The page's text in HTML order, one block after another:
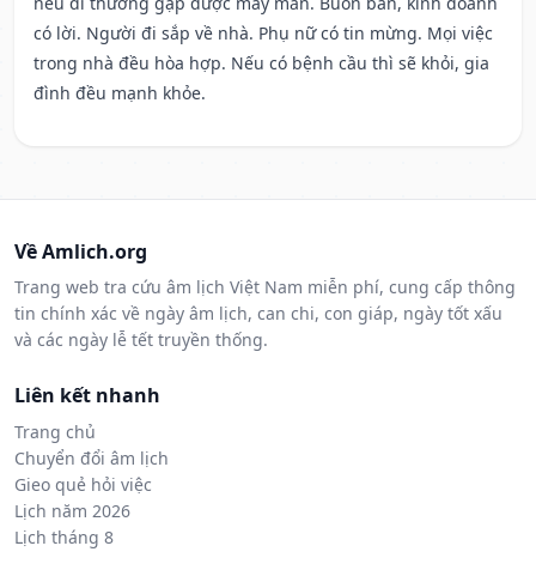
có lời. Người đi sắp về nhà. Phụ nữ có tin mừng. Mọi việc
trong nhà đều hòa hợp. Nếu có bệnh cầu thì sẽ khỏi, gia
đình đều mạnh khỏe.
Về Amlich.org
Trang web tra cứu âm lịch Việt Nam miễn phí, cung cấp thông
tin chính xác về ngày âm lịch, can chi, con giáp, ngày tốt xấu
và các ngày lễ tết truyền thống.
Liên kết nhanh
Trang chủ
Chuyển đổi âm lịch
Gieo quẻ hỏi việc
Lịch năm 2026
Lịch tháng 8